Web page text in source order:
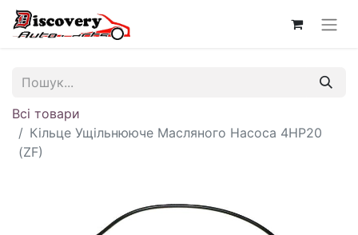
Всі товари
Кільце Ущільнююче Масляного Насоса 4HP20
(ZF)